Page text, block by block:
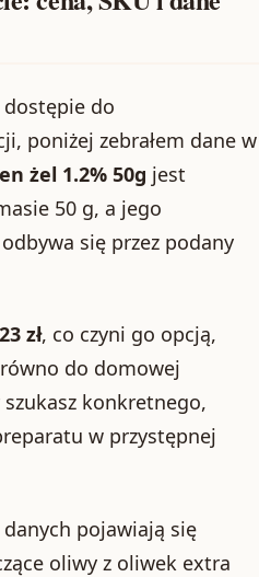
dostępie do
poniżej zebrałem dane w
żel 1.2% 50g jest
50 g, a jego
się przez podany
zł, co czyni go opcją,
do domowej
konkretnego,
w przystępnej
pojawiają się
oliwy z oliwek extra